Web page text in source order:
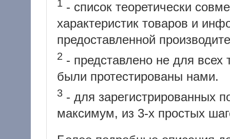
1 - список теоретически
характеристик товаров и
предоставленной
2 - представлено не для всех
были протестированы нами.
3 - для зарегистрированных
максимум, из 3-х простых